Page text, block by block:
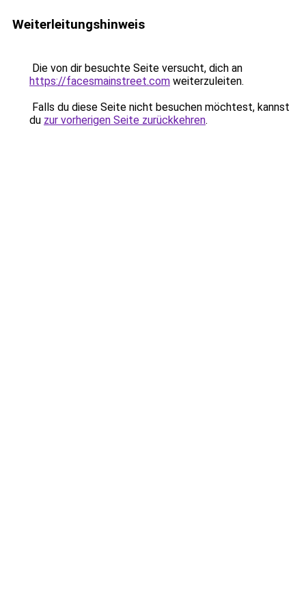
Weiterleitungshinweis
Die von dir besuchte Seite versucht, dich an
https://facesmainstreet.com weiterzuleiten.
Falls du diese Seite nicht besuchen möchtest, kannst
du zur vorherigen Seite zurückkehren.